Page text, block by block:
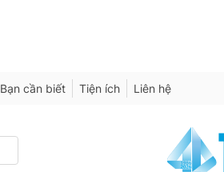
Bạn cần biết Tiện ích Liên hệ